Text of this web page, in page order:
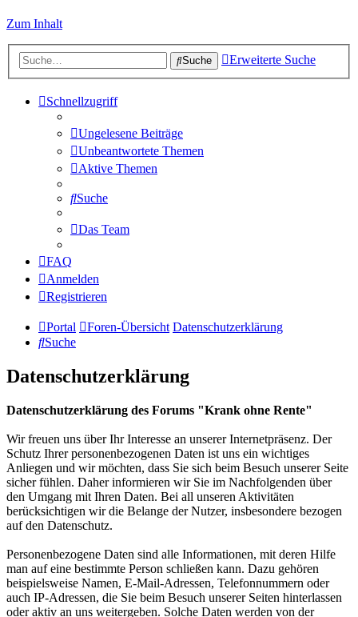
Zum Inhalt
Suche Erweiterte Suche
Schnellzugriff
Ungelesene Beiträge
Unbeantwortete Themen
Aktive Themen
Suche
Das Team
FAQ
Anmelden
Registrieren
Portal Foren-Übersicht Datenschutzerklärung
Suche
Datenschutzerklärung
Datenschutzerklärung des Forums "Krank ohne Rente"
Wir freuen uns über Ihr Interesse an unserer Internetpräsenz. Der
Schutz Ihrer personenbezogenen Daten ist uns ein wichtiges
Anliegen und wir möchten, dass Sie sich beim Besuch unserer Seite
sicher fühlen. Daher informieren wir Sie im Nachfolgenden über
den Umgang mit Ihren Daten. Bei all unseren Aktivitäten
berücksichtigen wir die Belange der Nutzer, insbesondere bezogen
auf den Datenschutz.
Personenbezogene Daten sind alle Informationen, mit deren Hilfe
man auf eine bestimmte Person schließen kann. Dazu gehören
beispielsweise Namen, E-Mail-Adressen, Telefonnummern oder
auch IP-Adressen, die Sie beim Besuch unserer Seiten hinterlassen
oder aktiv an uns weitergeben. Solche Daten werden von der